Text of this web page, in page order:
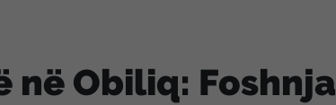
në Obiliq: Foshnja